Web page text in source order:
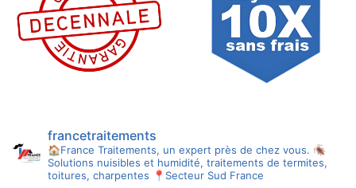
francetraitements
🏠France Traitements, un expert près de chez vous. 🪳
Solutions nuisibles et humidité, traitements de termites,
toitures, charpentes 📍Secteur Sud France